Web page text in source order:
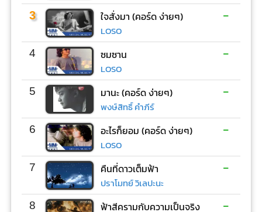
3 ใจสั่งมา (คอร์ด ง่ายๆ)
LOSO
-
4 ซมซาน
LOSO
-
5 มานะ (คอร์ด ง่ายๆ)
พงษ์สิทธิ์ คำภีร์
-
6 อะไรก็ยอม (คอร์ด ง่ายๆ)
LOSO
-
7 คืนที่ดาวเต็มฟ้า
ปราโมทย์ วิเลปะนะ
-
8 ฟ้าสีครามกับความเป็นจริง -